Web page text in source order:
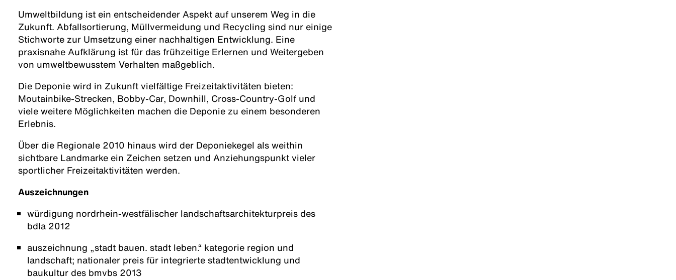
Umweltbildung ist ein entscheidender Aspekt auf unserem Weg in die
Zukunft. Abfallsortierung, Müllvermeidung und Recycling sind nur einige
Stichworte zur Umsetzung einer nachhaltigen Entwicklung. Eine
praxisnahe Aufklärung ist für das frühzeitige Erlernen und Weitergeben
von umweltbewusstem Verhalten maßgeblich.
Die Deponie wird in Zukunft vielfältige Freizeitaktivitäten bieten:
Moutainbike-Strecken, Bobby-Car, Downhill, Cross-Country-Golf und
viele weitere Möglichkeiten machen die Deponie zu einem besonderen
Erlebnis.
Über die Regionale 2010 hinaus wird der Deponiekegel als weithin
sichtbare Landmarke ein Zeichen setzen und Anziehungspunkt vieler
sportlicher Freizeitaktivitäten werden.
Auszeichnungen
würdigung nordrhein-westfälischer landschaftsarchitekturpreis des
bdla 2012
auszeichnung „stadt bauen. stadt leben.“ kategorie region und
landschaft; nationaler preis für integrierte stadtentwicklung und
baukultur des bmvbs 2013